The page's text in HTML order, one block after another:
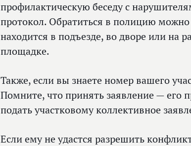
профилактическую беседу с
протокол. Обратиться в полицию
находится в подъезде, во дворе или на
площадке.
Также, если вы знаете номер вашего
Помните, что принять заявление — его
подать участковому коллективное
Если ему не удастся разрешить